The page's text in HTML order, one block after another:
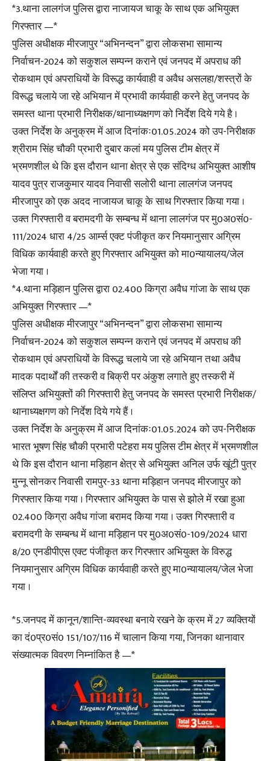
*3.थाना लालगंज पुलिस द्वारा नाजायज चाकू के साथ एक अभियुक्त
गिरफ्तार —*
पुलिस अधीक्षक मीरजापुर “अभिनन्दन” द्वारा लोकसभा सामान्य
निर्वाचन-2024 को सकुशल सम्पन्न कराने एवं जनपद में अपराध की
रोकथाम एवं अपराधियों के विरूद्ध कार्यवाही व अवैध असलहा/शस्त्रों के
विरूद्ध चलाये जा रहे अभियान में प्रभावी कार्यवाही करने हेतु जनपद के
समस्त थाना प्रभारी निरीक्षक/थानाध्यक्षगण को निर्देश दिये गये है ।
उक्त निर्देश के अनुक्रम में आज दिनांकः01.05.2024 को उप-निरीक्षक
श्रीराम सिंह चौकी प्रभारी दुबार कलां मय पुलिस टीम क्षेत्र में
भ्रमणशील थे कि इस दौरान थाना क्षेत्र से एक संदिग्ध अभियुक्त आशीष
यादव पुत्र राजकुमार यादव निवासी सलोरी थाना लालगंज जनपद
मीरजापुर को एक अदद नाजायज चाकू के साथ गिरफ्तार किया गया ।
उक्त गिरफ्तारी व बरामदगी के सम्बन्ध में थाना लालगंज पर मु0अ0सं0-
111/2024 धारा 4/25 आर्म्स एक्ट पंजीकृत कर नियमानुसार अग्रिम
विधिक कार्यवाही करते हुए गिरफ्तार अभियुक्त को मा0न्यायालय/जेल
भेजा गया ।
*4.थाना मड़िहान पुलिस द्वारा 02.400 किग्रा अवैध गांजा के साथ एक
अभियुक्त गिरफ्तार —*
पुलिस अधीक्षक मीरजापुर “अभिनन्दन” द्वारा लोकसभा सामान्य
निर्वाचन-2024 को सकुशल सम्पन्न कराने एवं जनपद में अपराध की
रोकथाम एवं अपराधियों के विरूद्ध चलाये जा रहे अभियान तथा अवैध
मादक पदार्थों की तस्करी व बिक्री पर अंकुश लगाते हुए तस्करी में
संलिप्त अभियुक्तों की गिरफ्तारी हेतु जनपद के समस्त प्रभारी निरीक्षक/
थानाध्यक्षगण को निर्देश दिये गये हैं ।
उक्त निर्देश के अनुक्रम में आज दिनांकः01.05.2024 को उप-निरीक्षक
भारत भूषण सिंह चौकी प्रभारी पटेहरा मय पुलिस टीम क्षेत्र में भ्रमणशील
थे कि इस दौरान थाना मड़िहान क्षेत्र से अभियुक्त अनिल उर्फ खूंटी पुत्र
मुन्नू सोनकर निवासी रामपुर-33 थाना मड़िहान जनपद मीरजापुर को
गिरफ्तार किया गया । गिरफ्तार अभियुक्त के पास से झोले में रखा हुआ
02.400 किग्रा अवैध गांजा बरामद किया गया । उक्त गिरफ्तारी व
बरामदगी के सम्बन्ध में थाना मड़िहान पर मु0अ0सं0-109/2024 धारा
8/20 एनडीपीएस एक्ट पंजीकृत कर गिरफ्तार अभियुक्त के विरुद्ध
नियमानुसार अग्रिम विधिक कार्यवाही करते हुए मा0न्यायालय/जेल भेजा
गया ।
*5.जनपद में कानून/शान्ति-व्यवस्था बनाये रखने के क्रम में 27 व्यक्तियों
का दं0प्र0सं0 151/107/116 में चालान किया गया, जिनका थानावार
संख्यात्मक विवरण निम्नांकित है —*